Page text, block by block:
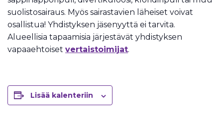
suolistosairaus. Myös sairastavien läheiset voivat
osallistua! Yhdistyksen jäsenyyttä ei tarvita.
Alueellisia tapaamisia järjestävät yhdistyksen
vapaaehtoiset vertaistoimijat.
Lisää kalenteriin